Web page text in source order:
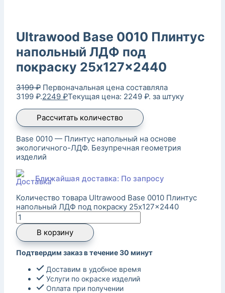
Ultrawood Base 0010 Плинтус
напольный ЛДФ под
покраску 25x127x2440
3199₽ Первоначальная цена составляла
3199 ₽.2249 ₽Текущая цена: 2249 ₽. за штуку
Рассчитать количество
Base 0010 — Плинтус напольный на основе
экологичного-ЛДФ. Безупречная геометрия
изделий
Ближайшая доставка: По запросу
Количество товара Ultrawood Base 0010 Плинтус
напольный ЛДФ под покраску 25x127x2440
В корзину
Подтвердим заказ в течение 30 минут
Доставим в удобное время
Услуги по окраске изделий
Оплата при получении